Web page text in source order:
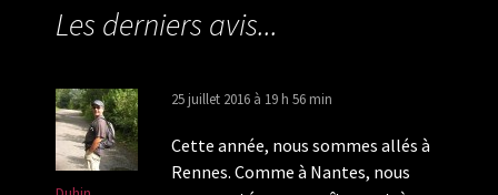
Les derniers avis...
25 juillet 2016 à 19 h 56 min
Cette année, nous sommes allés à
Rennes. Comme à Nantes, nous